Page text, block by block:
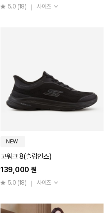
5.0 (18) 사이즈
NEW
고워크 8(슬립인스)
139,000 원
5.0 (18) 사이즈